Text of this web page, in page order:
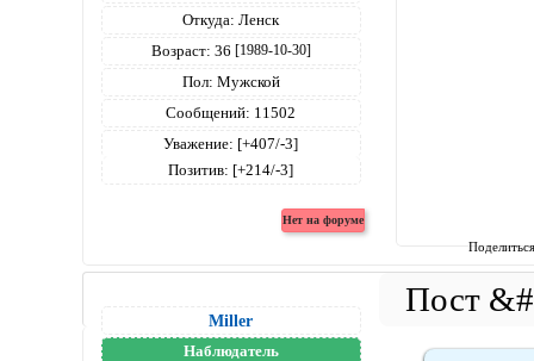
Откуда: Ленск
Возраст: 36 [1989-10-30]
Пол: Мужской
Сообщений: 11502
Уважение: [+407/-3]
Позитив: [+214/-3]
Miller
Наблюдатель